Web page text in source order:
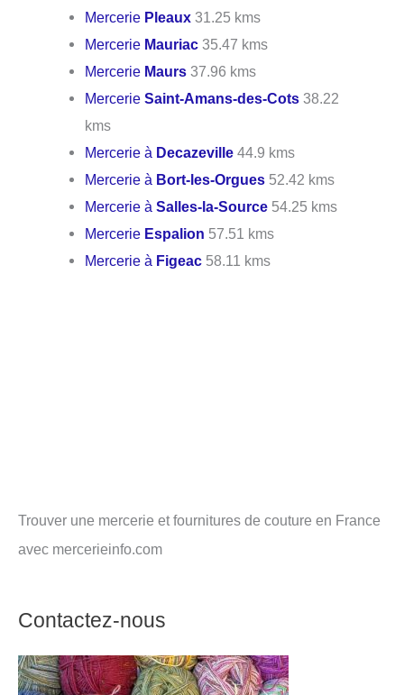
Mercerie Pleaux 31.25 kms
Mercerie Mauriac 35.47 kms
Mercerie Maurs 37.96 kms
MercerieSaint-Amans-des-Cots 38.22
kms
Mercerie à Decazeville 44.9 kms
Mercerie à Bort-les-Orgues 52.42 kms
Mercerie àSalles-la-Source 54.25 kms
Mercerie Espalion 57.51 kms
Mercerie à Figeac 58.11 kms
Trouver une mercerie et fournitures de couture en France
avec mercerieinfo.com
Contactez-nous